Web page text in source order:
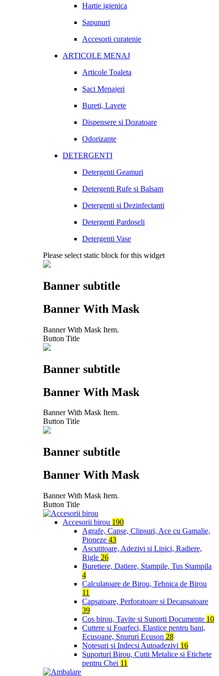
Hartie igienica
Sapunuri
Accesorii curatenie
ARTICOLE MENAJ
Articole Toaleta
Saci Menajeri
Bureti, Lavete
Dispensere si Dozatoare
Odorizante
DETERGENTI
Detergenti Geamuri
Detergenti Rufe si Balsam
Detergenti si Dezinfectanti
Detergenti Pardoseli
Detergenti Vase
Please select static block for this widget
Banner subtitle
Banner With Mask
Banner With Mask Item.
Button Title
Banner subtitle
Banner With Mask
Banner With Mask Item.
Button Title
Banner subtitle
Banner With Mask
Banner With Mask Item.
Button Title
Accesorii birou 190
Agrafe, Capse, Clipsuri, Ace cu Gamalie,
Pioneze 43
Ascutitoare, Adezivi si Lipici, Radiere,
Rigle 26
Buretiere, Datiere, Stampile, Tus Stampila
4
Calculatoare de Birou, Tehnica de Birou
11
Capsatoare, Perforatoare si Decapsatoare
39
Cos birou, Tavite si Suporti Documente 10
Cuttere si Foarfeci, Elastice pentru bani,
Ecusoane, Snururi Ecuson 28
Notesuri si Indecsi Autoadezivi 16
Suporturi Birou, Cutii Metalice si Etichete
pentru Chei 11